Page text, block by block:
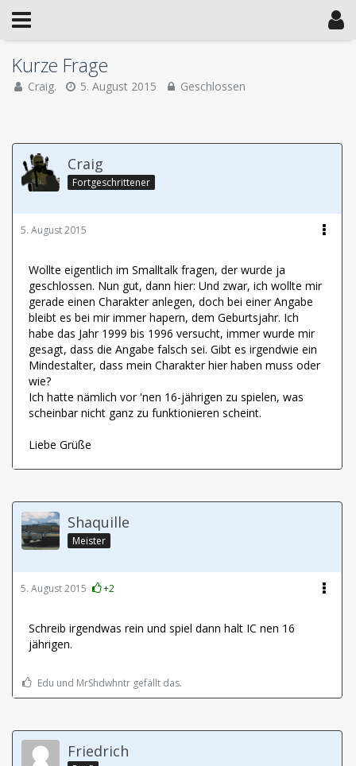
Kurze Frage
Craig. 5. August 2015 Geschlossen
Craig
Fortgeschrittener
5. August 2015
Wollte eigentlich im Smalltalk fragen, der wurde ja
geschlossen. Nun gut, dann hier: Und zwar, ich wollte mir
gerade einen Charakter anlegen, doch bei einer Angabe
bleibt es bei mir immer hapern, dem Geburtsjahr. Ich
habe das Jahr 1999 bis 1996 versucht, immer wurde mir
gesagt, dass die Angabe falsch sei. Gibt es irgendwie ein
Mindestalter, dass mein Charakter hier haben muss oder
wie?
Ich hatte nämlich vor 'nen 16-jährigen zu spielen, was
scheinbar nicht ganz zu funktionieren scheint.
Liebe Grüße
Shaquille
Meister
5. August 2015 +2
Schreib irgendwas rein und spiel dann halt IC nen 16
jährigen.
Edu und MrShdwhntr gefällt das.
Friedrich